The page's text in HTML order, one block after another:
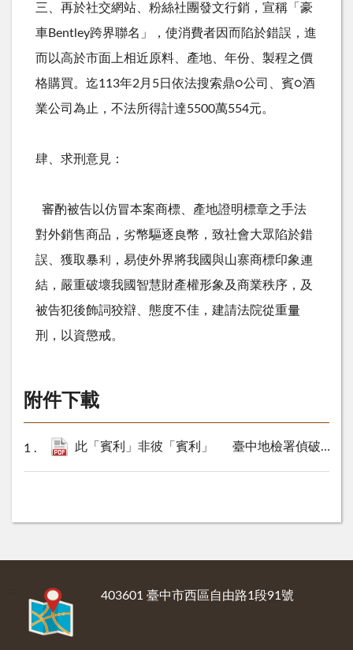
三、再於社交網站、粉絲社團發文行銷，宣稱「豪
車Bentley跨界聯名」，使消費者因而陷於錯誤，進
而以高於市面上相近原料、產地、年份、製程之價
格購買。迄113年2 月 5日依法搜索鼎○公司、賓○酒
業公司為止，不法所得計達5500萬554元。
肆、求刑意見：
審酌被告以仿冒本案商標、產地證明標章之手法
對外銷售商品，劣幣驅逐良幣，致社會大眾陷於錯
誤、獲取暴利，易使外界將我國與山寨商標印象連
結，嚴重破壞我國智慧財產權形象及商業秩序，及
被告犯後飾詞狡辯、態度不佳，建請法院從重量
刑，以資懲戒。
附件下載
此「賓利」非彼「賓利」 臺中地檢署偵破酒商違反商標法等案件 起訴4人.pdf
403601 臺中市西區自由路1段91號